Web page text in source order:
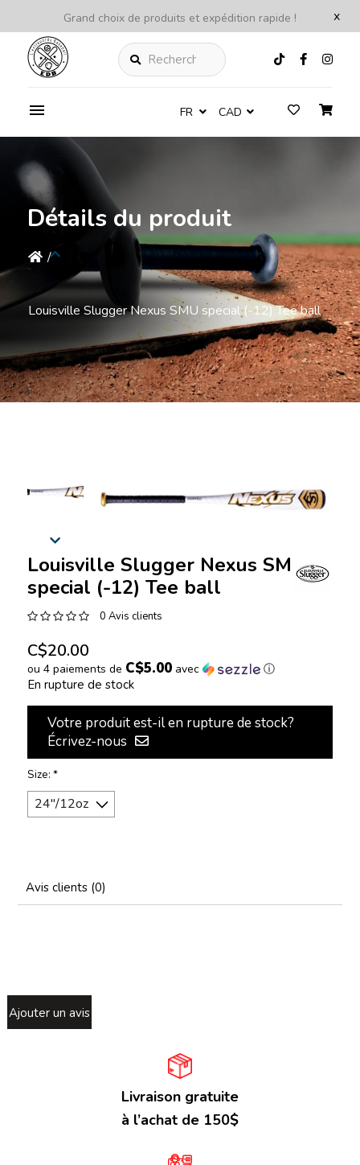
x
Grand choix de produits et expédition rapide !
Rechercher
FR CAD
Détails du produit
/
Louisville Slugger Nexus SMU special (-12) Tee ball
Louisville Slugger Nexus SMU
special (-12) Tee ball
0 Avis clients
C$20.00
ou 4 paiements de C$5.00avec ⓘ
En rupture de stock
Votre produit est-il en rupture de stock?
Écrivez-nous
Size: *
Avis clients (0)
Ajouter un avis
Livraison gratuite
à l’achat de 150$